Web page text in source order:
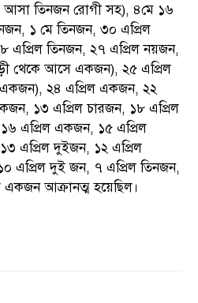
আসা তিনজন রোগী সহ), ৪মে ১৬
১ মে তিনজন, ৩০ এপ্রিল
তিনজন, ২৭ এপ্রিল নয়জন,
থেকে আসে একজন), ২৫ এপ্রিল
২৪ এপ্রিল একজন, ২২
১৩ এপ্রিল চারজন, ১৮ এপ্রিল
এপ্রিল একজন, ১৫ এপ্রিল
এপ্রিল দুইজন, ১২ এপ্রিল
এপ্রিল দুই জন, ৭ এপ্রিল তিনজন,
আক্রানত্ম হয়েছিল।